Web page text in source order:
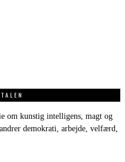
om kunstig intelligens, magt og
demokrati, arbejde, velfærd,